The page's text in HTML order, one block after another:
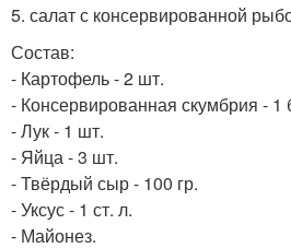
5. салат с консервированной
Состав:
- Картофель - 2 шт.
- Консервированная скумбрия - 1
- Лук - 1 шт.
- Яйца - 3 шт.
- Твёрдый сыр - 100 гр.
- Уксус - 1 ст. л.
- Майонез.